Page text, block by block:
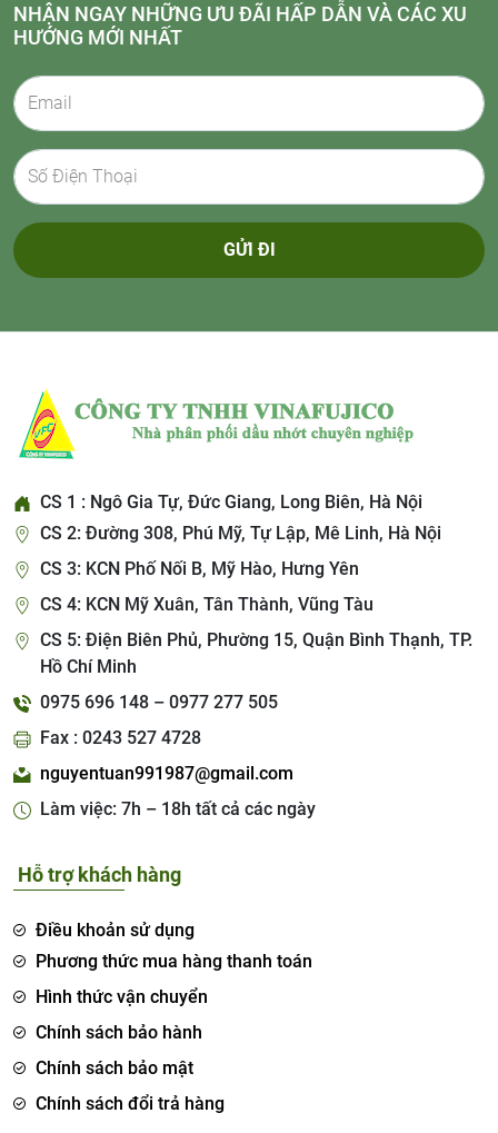
NHẬN NGAY NHỮNG ƯU ĐÃI HẤP DẪN VÀ CÁC XU
HƯỚNG MỚI NHẤT
GỬI ĐI
CS 1 : Ngô Gia Tự, Đức Giang, Long Biên, Hà Nội
CS 2: Đường 308, Phú Mỹ, Tự Lập, Mê Linh, Hà Nội
CS 3: KCN Phố Nối B, Mỹ Hào, Hưng Yên
CS 4: KCN Mỹ Xuân, Tân Thành, Vũng Tàu
CS 5: Điện Biên Phủ, Phường 15, Quận Bình Thạnh, TP.
Hồ Chí Minh
0975 696 148 – 0977 277 505
Fax : 0243 527 4728
nguyentuan991987@gmail.com
Làm việc: 7h – 18h tất cả các ngày
Hỗ trợ khách hàng
Điều khoản sử dụng
Phương thức mua hàng thanh toán
Hình thức vận chuyển
Chính sách bảo hành
Chính sách bảo mật
Chính sách đổi trả hàng